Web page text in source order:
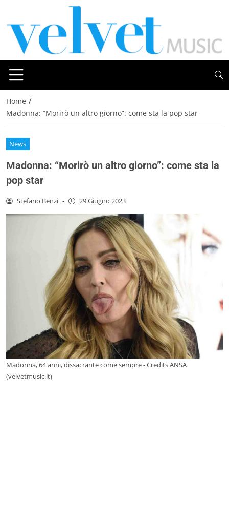
Home /
Madonna: “Morirò un altro giorno”: come sta la pop star
News
Madonna: “Morirò un altro giorno”: come sta la
pop star
Stefano Benzi - 29 Giugno 2023
Madonna, 64 anni, dissacrante come sempre - Credits ANSA
(velvetmusic.it)